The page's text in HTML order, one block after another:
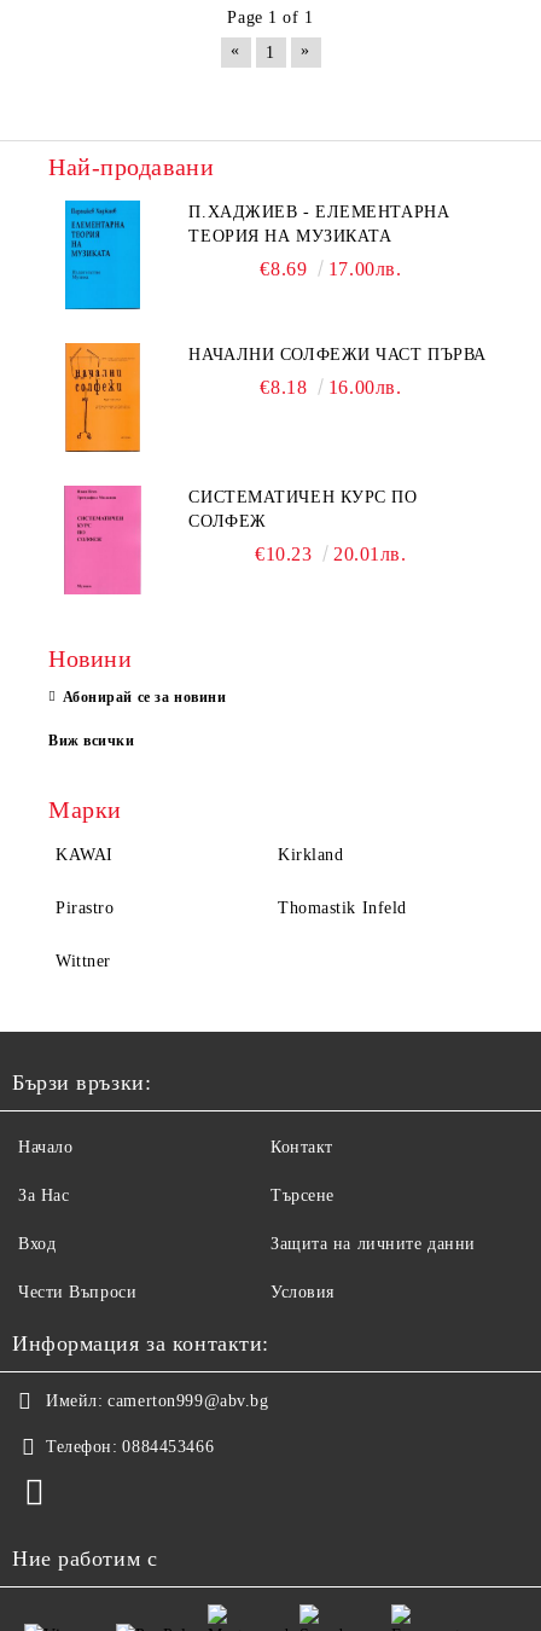
Page 1 of 1
«
1 »
Най-продавани
П.ХАДЖИЕВ - ЕЛЕМЕНТАРНА
ТЕОРИЯ НА МУЗИКАТА
€8.69 17.00лв.
НАЧАЛНИ СОЛФЕЖИ ЧАСТ ПЪРВА
€8.18 16.00лв.
СИСТЕМАТИЧЕН КУРС ПО
СОЛФЕЖ
€10.23 20.01лв.
Новини
Абонирай се за новини
Виж всички
Марки
KAWAI Kirkland
Pirastro Thomastik Infeld
Wittner
Бързи връзки:
Начало
За Нас
Вход
Чести Въпроси
Контакт
Търсене
Защита на личните данни
Условия
Информация за контакти:
Имейл: camerton999@abv.bg
Телефон: 0884453466
Ние работим с